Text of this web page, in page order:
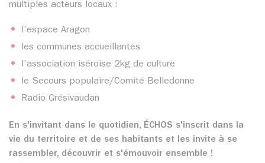
multiples acteurs locaux :
l'espace Aragon
les communes accueillantes
l'association iséroise 2kg de culture
le Secours populaire/Comité Belledonne
Radio Grésivaudan
En s'invitant dans le quotidien, ÉCHOS s'inscrit dans la
vie du territoire et de ses habitants et les invite à se
rassembler, découvrir et s'émouvoir ensemble !